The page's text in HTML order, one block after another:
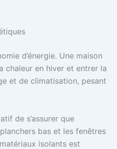
d’énergie. Une maison
chaleur en hiver et entrer la
et de climatisation, pesant
de s’assurer que
bas et les fenêtres
isolants est